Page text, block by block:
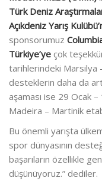
Türk Deniz
Açıkdeniz Yarış
sponsorumuz
Türkiye’ye çok
tarihlerindeki Marsilya –
desteklerin daha da
aşaması ise 29 Ocak
Madeira – Martinik
Bu önemli yarışta
spor dünyasının
başarıların özellikle
düşünüyoruz.” dediler.